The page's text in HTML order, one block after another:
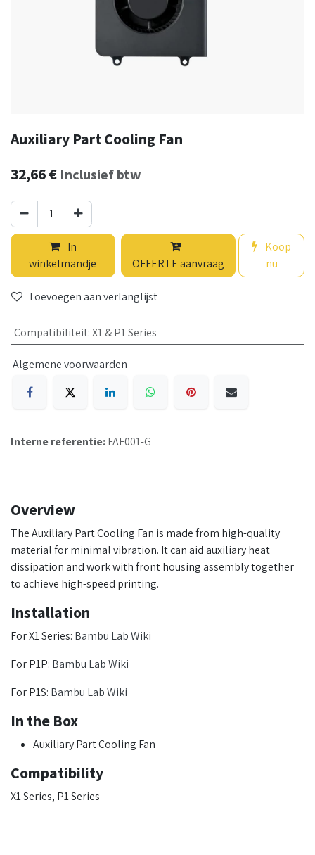
Auxiliary Part Cooling Fan
32,66€ Inclusief btw
In
winkelmandje
OFFERTE aanvraag
Koop
nu
Toevoegen aan verlanglijst
Compatibiliteit:X1 & P1 Series
Algemene voorwaarden
Interne referentie:FAF001-G
Overview
The Auxiliary Part Cooling Fan is made from high-quality
material for minimal vibration. It can aid auxiliary heat
dissipation and work with front housing assembly together
to achieve high-speed printing.
Installation
For X1 Series: Bambu Lab Wiki
For P1P: Bambu Lab Wiki
For P1S: Bambu Lab Wiki
In the Box
Auxiliary Part Cooling Fan
Compatibility
X1 Series, P1 Series